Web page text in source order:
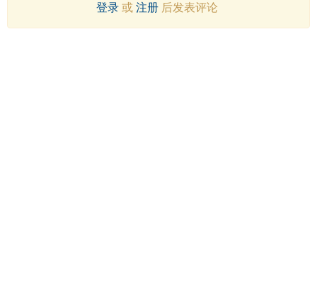
登录或 注册后发表评论